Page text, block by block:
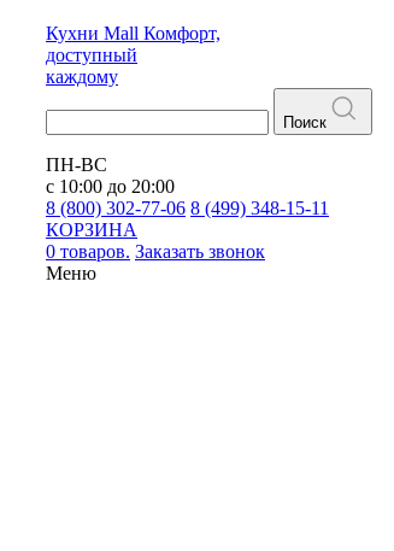
Кухни Mall Комфорт,
доступный
каждому
Поиск
ПН-ВС
с 10:00 до 20:00
8 (800) 302-77-06 8 (499) 348-15-11
КОРЗИНА
0 товаров. Заказать звонок
Меню